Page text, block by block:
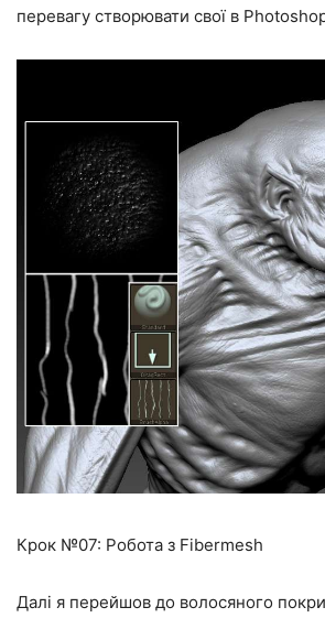
перевагу створювати свої в
Крок №07: Робота з Fibermesh
Далі я перейшов до волосяного